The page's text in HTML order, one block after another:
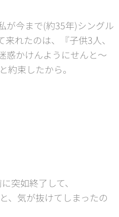
が今まで(約35年)シングル
れたのは、『子供3人、
惑かけんようにせんと〜
約束したから。
突如終了して、
、気が抜けてしまったの